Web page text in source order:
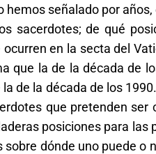
señalado por años,
sacerdotes; de qué
en la secta del
que la de la década de
de la década de los
que pretenden ser
posiciones para las
dónde uno puede o